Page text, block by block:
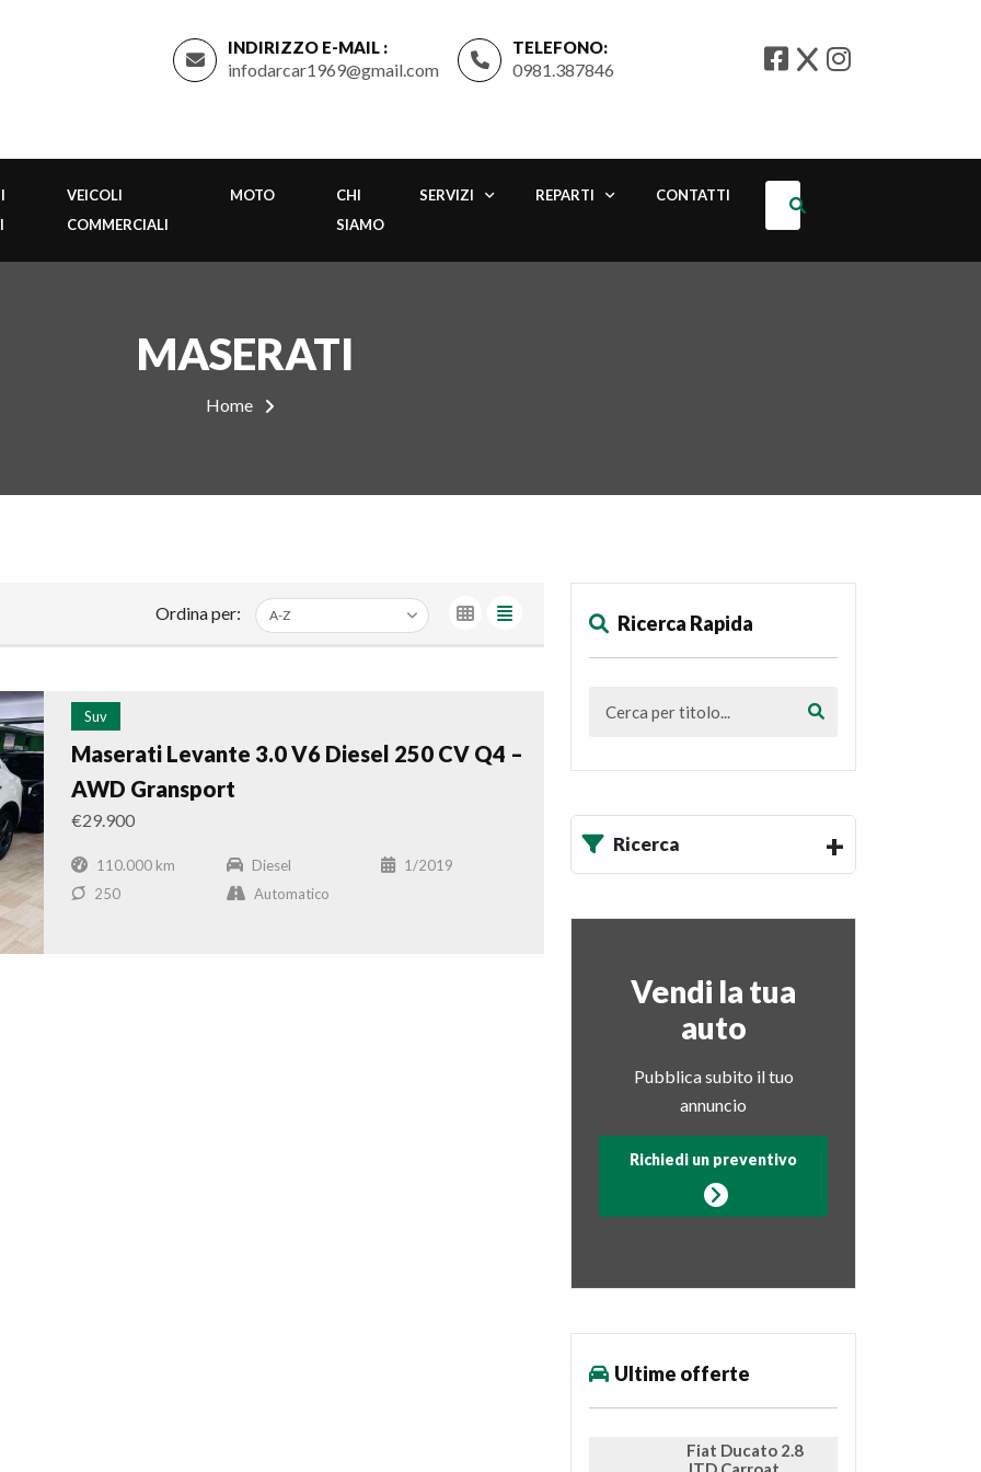
INDIRIZZO E-MAIL :
infodarcar1969@gmail.com
TELEFONO:
0981.387846
VEICOLI
COMMERCIALI
MOTO
CHI
SIAMO
SERVIZI REPARTI CONTATTI
MASERATI
Home
Ordina per:
Suv
Maserati Levante 3.0 V6 Diesel 250 CV Q4 –
AWD Gransport
€29.900
110.000 km Diesel
1/2019
250
Automatico
Ricerca Rapida
Ricerca
Vendi la tua
auto
Pubblica subito il tuo
annuncio
Richiedi un preventivo
Ultime offerte
Fiat Ducato 2.8